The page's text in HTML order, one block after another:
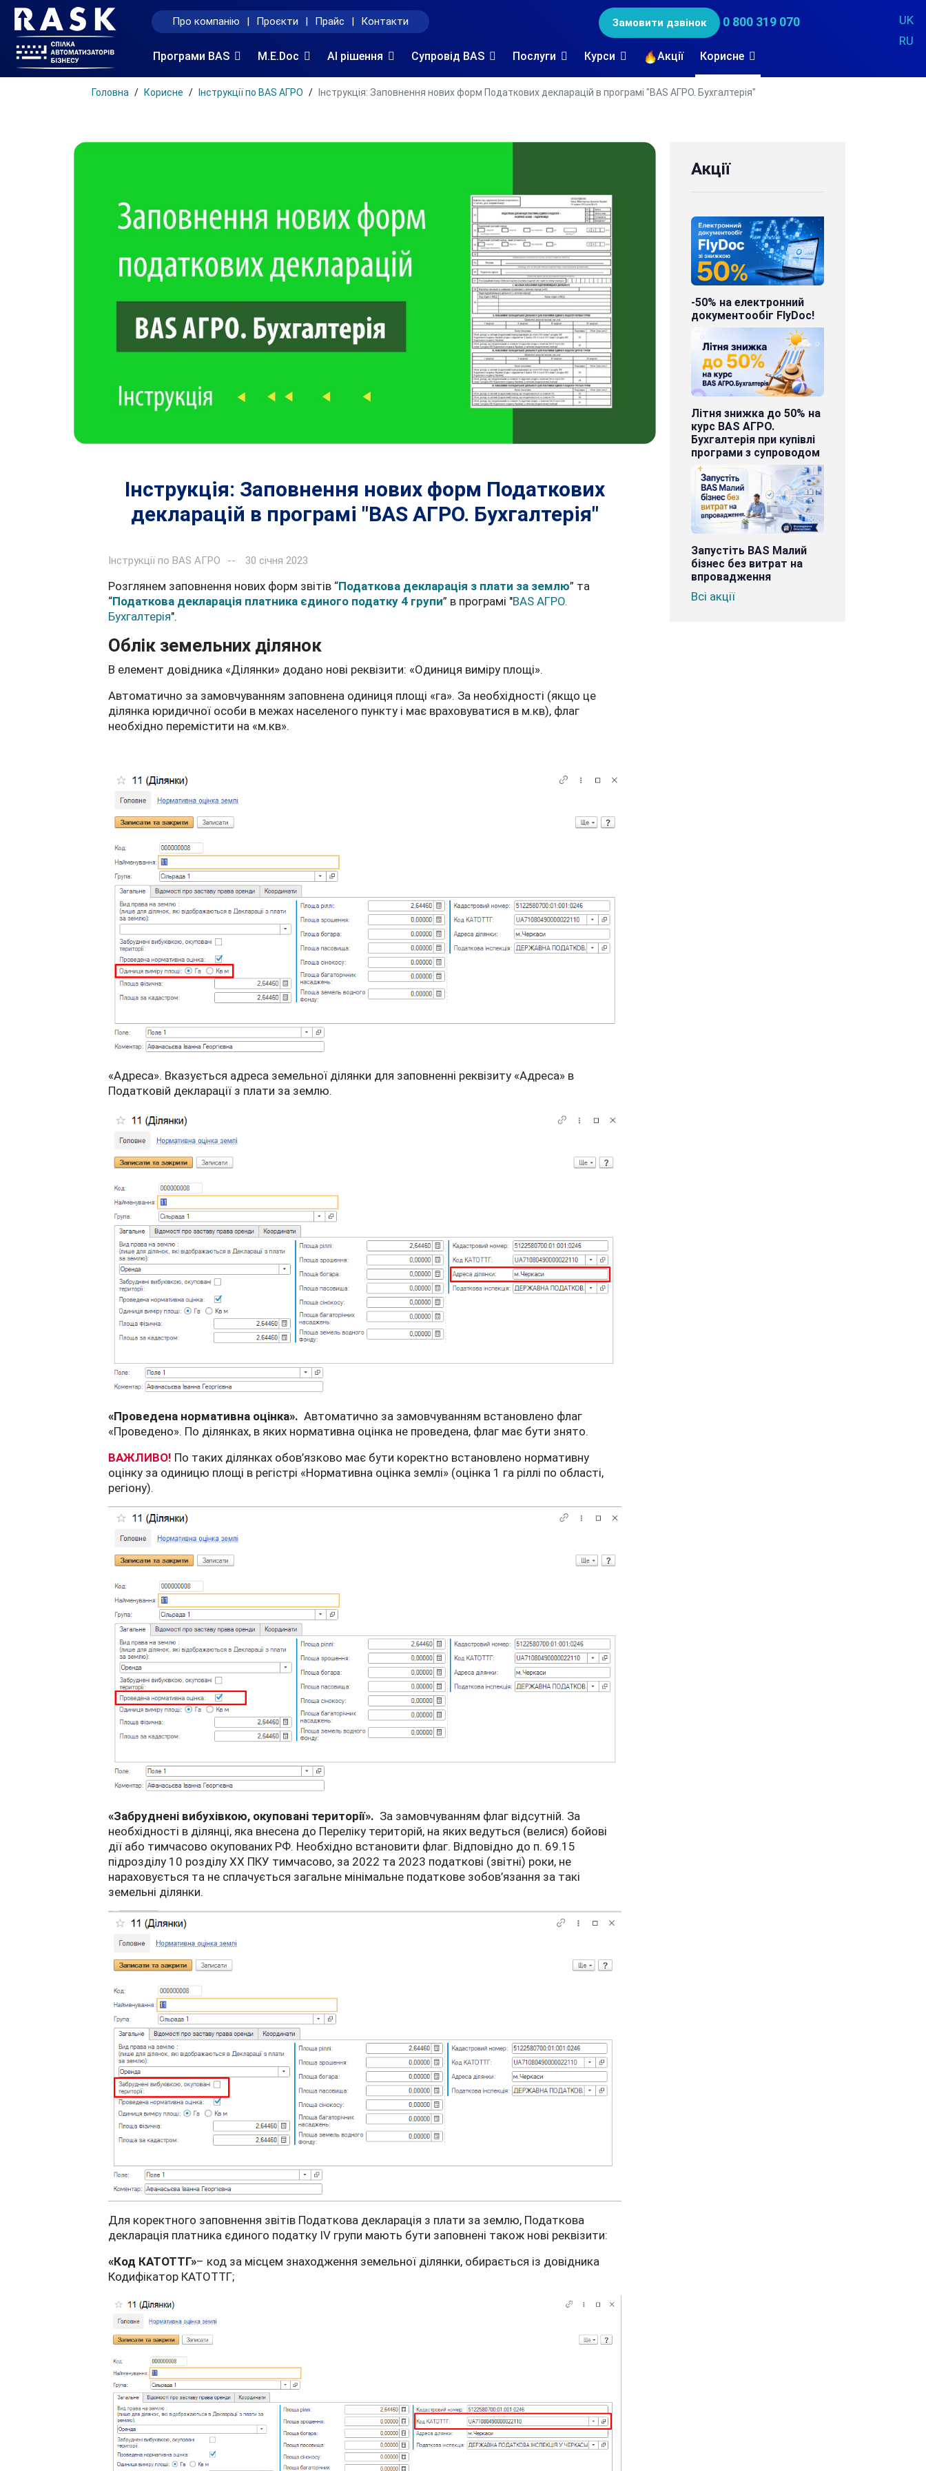
Про компанію | Проєкти | Прайс | Контакти Замовити дзвінок 0 800 319 070
UK
RU
Програми BAS M.E.Doc AI рішення Супровід BAS Послуги Курси Акції Корисне
Головна Корисне Інструкції по BAS АГРО Інструкція: Заповнення нових форм Податкових декларацій в програмі "BAS АГРО. Бухгалтерія"
Інструкція: Заповнення нових форм Податкових
декларацій в програмі "BAS АГРО. Бухгалтерія"
Інструкції по BAS АГРО 30 січня 2023
Розглянем заповнення нових форм звітів “Податкова декларація з плати за землю” та
“Податкова декларація платника єдиного податку 4 групи” в програмі "BAS АГРО.
Бухгалтерія".
Облік земельних ділянок
В елемент довідника «Ділянки» додано нові реквізити: «Одиниця виміру площі».
Автоматично за замовчуванням заповнена одиниця площі «га». За необхідності (якщо це
ділянка юридичної особи в межах населеного пункту і має враховуватися в м.кв), флаг
необхідно перемістити на «м.кв».
«Адреса». Вказується адреса земельної ділянки для заповненні реквізиту «Адреса» в
Податковій декларації з плати за землю.
«Проведена нормативна оцінка». Автоматично за замовчуванням встановлено флаг
«Проведено». По ділянках, в яких нормативна оцінка не проведена, флаг має бути знято.
ВАЖЛИВО! По таких ділянках обов’язково має бути коректно встановлено нормативну
оцінку за одиницю площі в регістрі «Нормативна оцінка землі» (оцінка 1 га ріллі по області,
регіону).
«Забруднені вибухівкою, окуповані території». За замовчуванням флаг відсутній. За
необхідності в ділянці, яка внесена до Переліку територій, на яких ведуться (велися) бойові
дії або тимчасово окупованих РФ. Необхідно встановити флаг. Відповідно до п. 69.15
підрозділу 10 розділу ХХ ПКУ тимчасово, за 2022 та 2023 податкові (звітні) роки, не
нараховується та не сплачується загальне мінімальне податкове зобов’язання за такі
земельні ділянки.
Для коректного заповнення звітів Податкова декларація з плати за землю, Податкова
декларація платника єдиного податку IV групи мають бути заповнені також нові реквізити:
«Код КАТОТТГ»– код за місцем знаходження земельної ділянки, обирається із довідника
Кодифікатор КАТОТТГ;
Акції
-50% на електронний
документообіг FlyDoc!
Літня знижка до 50% на
курс BAS АГРО.
Бухгалтерія при купівлі
програми з супроводом
Запустіть BAS Малий
бізнес без витрат на
впровадження
Всі акції